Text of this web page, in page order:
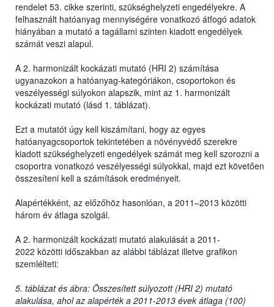
rendelet 53. cikke szerinti, szükséghelyzeti engedélyekre. A
felhasznált hatóanyag mennyiségére vonatkozó átfogó adatok
hiányában a mutató a tagállami szinten kiadott engedélyek
számát veszi alapul.
A 2. harmonizált kockázati mutató (HRI 2) számítása
ugyanazokon a hatóanyag-kategóriákon, csoportokon és
veszélyességi súlyokon alapszik, mint az 1. harmonizált
kockázati mutató (lásd 1. táblázat).
Ezt a mutatót úgy kell kiszámítani, hogy az egyes
hatóanyagcsoportok tekintetében a növényvédő szerekre
kiadott szükséghelyzeti engedélyek számát meg kell szorozni a
csoportra vonatkozó veszélyességi súlyokkal, majd ezt követően
összesíteni kell a számítások eredményeit.
Alapértékként, az előzőhöz hasonlóan, a 2011–2013 közötti
három év átlaga szolgál.
A 2. harmonizált kockázati mutató alakulását a 2011-
2022 közötti időszakban az alábbi táblázat illetve grafikon
szemlélteti:
5. táblázat és ábra: Összesített súlyozott (HRI 2) mutató
alakulása, ahol az alapérték a 2011-2013 évek átlaga (100)